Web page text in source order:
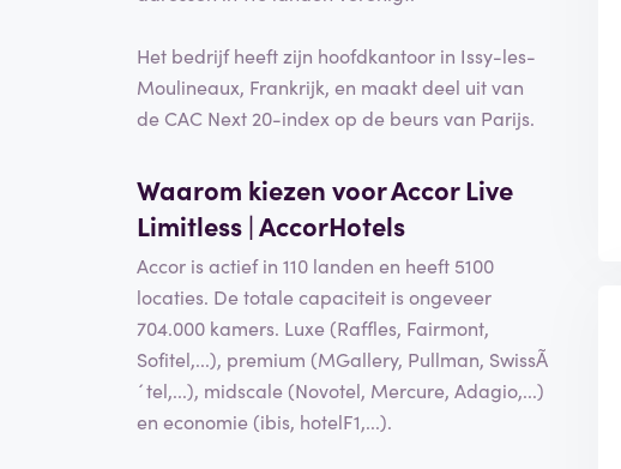
Het bedrijf heeft zijn hoofdkantoor in Issy-les-
Moulineaux, Frankrijk, en maakt deel uit van
de CAC Next 20-index op de beurs van Parijs.
Waarom kiezen voor Accor Live
Limitless | AccorHotels
Accor is actief in 110 landen en heeft 5100
locaties. De totale capaciteit is ongeveer
704.000 kamers. Luxe (Raffles, Fairmont,
Sofitel,...), premium (MGallery, Pullman, SwissÃ
´tel,...), midscale (Novotel, Mercure, Adagio,...)
en economie (ibis, hotelF1,...).